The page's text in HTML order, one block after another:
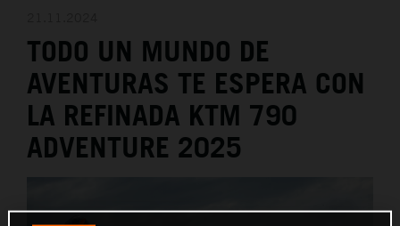
TODO UN MUNDO DE
AVENTURAS TE ESPERA CON
LA REFINADA KTM 790
ADVENTURE 2025